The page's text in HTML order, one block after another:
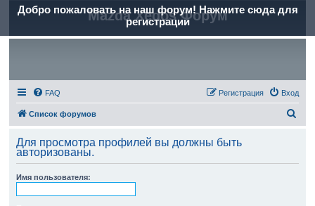
Добро пожаловать на наш форум! Нажмите сюда для
регистрации
Mazda Xedos Форум
FAQ Вход
Регистрация
Список форумов
с
Для просмотра профилей вы должны быть
авторизованы.
Имя пользователя: